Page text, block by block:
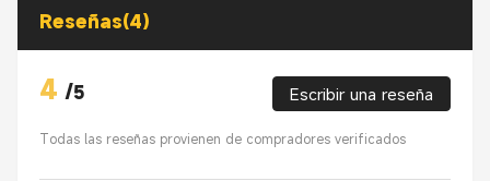
Reseñas(4)
4 /5 Escribir una reseña
Todas las reseñas provienen de compradores verificados